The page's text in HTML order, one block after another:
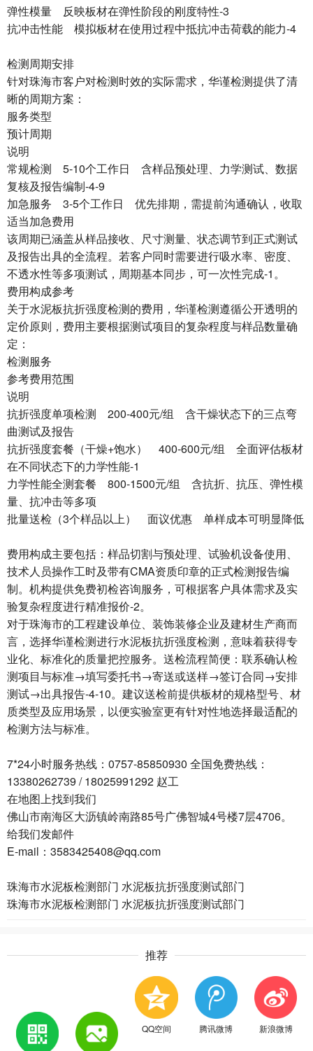
弹性模量 反映板材在弹性阶段的刚度特性-3
抗冲击性能 模拟板材在使用过程中抵抗冲击荷载的能力-4
检测周期安排
针对珠海市客户对检测时效的实际需求，华谨检测提供了清
晰的周期方案：
服务类型
预计周期
说明
常规检测 5-10个工作日 含样品预处理、力学测试、数据
复核及报告编制-4-9
加急服务 3-5个工作日 优先排期，需提前沟通确认，收取
适当加急费用
该周期已涵盖从样品接收、尺寸测量、状态调节到正式测试
及报告出具的全流程。若客户同时需要进行吸水率、密度、
不透水性等多项测试，周期基本同步，可一次性完成-1。
费用构成参考
关于水泥板抗折强度检测的费用，华谨检测遵循公开透明的
定价原则，费用主要根据测试项目的复杂程度与样品数量确
定：
检测服务
参考费用范围
说明
抗折强度单项检测 200-400元/组 含干燥状态下的三点弯
曲测试及报告
抗折强度套餐（干燥+饱水） 400-600元/组 全面评估板材
在不同状态下的力学性能-1
力学性能全测套餐 800-1500元/组 含抗折、抗压、弹性模
量、抗冲击等多项
批量送检（3个样品以上） 面议优惠 单样成本可明显降低
费用构成主要包括：样品切割与预处理、试验机设备使用、
技术人员操作工时及带有CMA资质印章的正式检测报告编
制。机构提供免费初检咨询服务，可根据客户具体需求及实
验复杂程度进行精准报价-2。
对于珠海市的工程建设单位、装饰装修企业及建材生产商而
言，选择华谨检测进行水泥板抗折强度检测，意味着获得专
业化、标准化的质量把控服务。送检流程简便：联系确认检
测项目与标准→填写委托书→寄送或送样→签订合同→安排
测试→出具报告-4-10。建议送检前提供板材的规格型号、材
质类型及应用场景，以便实验室更有针对性地选择最适配的
检测方法与标准。
7*24小时服务热线：0757-85850930 全国免费热线：
13380262739 / 18025991292 赵工
在地图上找到我们
佛山市南海区大沥镇岭南路85号广佛智城4号楼7层4706。
给我们发邮件
E-mail：3583425408@qq.com
珠海市水泥板检测部门 水泥板抗折强度测试部门
珠海市水泥板检测部门 水泥板抗折强度测试部门
推荐
QQ空间 腾讯微博 新浪微博